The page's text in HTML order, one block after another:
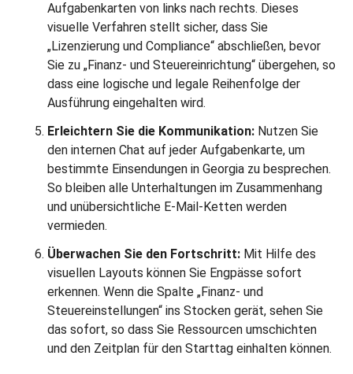
Aufgabenkarten von links nach rechts. Dieses
visuelle Verfahren stellt sicher, dass Sie
„Lizenzierung und Compliance“ abschließen, bevor
Sie zu „Finanz- und Steuereinrichtung“ übergehen, so
dass eine logische und legale Reihenfolge der
Ausführung eingehalten wird.
Erleichtern Sie die Kommunikation: Nutzen Sie
den internen Chat auf jeder Aufgabenkarte, um
bestimmte Einsendungen in Georgia zu besprechen.
So bleiben alle Unterhaltungen im Zusammenhang
und unübersichtliche E-Mail-Ketten werden
vermieden.
Überwachen Sie den Fortschritt: Mit Hilfe des
visuellen Layouts können Sie Engpässe sofort
erkennen. Wenn die Spalte „Finanz- und
Steuereinstellungen“ ins Stocken gerät, sehen Sie
das sofort, so dass Sie Ressourcen umschichten
und den Zeitplan für den Starttag einhalten können.